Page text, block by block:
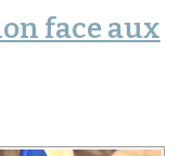
face aux